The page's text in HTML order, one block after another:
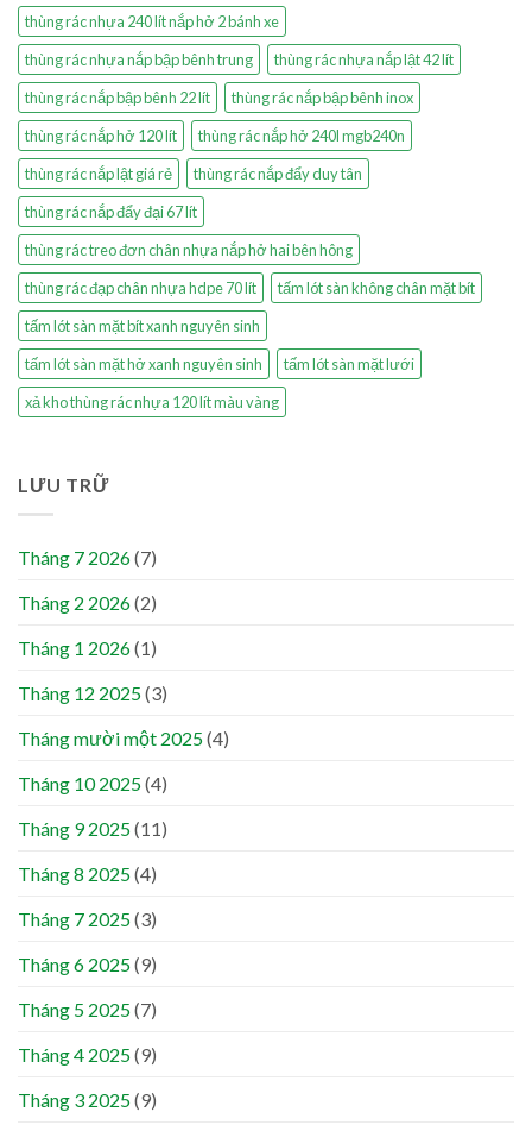
thùng rác nhựa 240 lít nắp hở 2 bánh xe
thùng rác nhựa nắp bập bênh trung
thùng rác nhựa nắp lật 42 lít
thùng rác nắp bập bênh 22 lít
thùng rác nắp bập bênh inox
thùng rác nắp hở 120 lít
thùng rác nắp hở 240l mgb240n
thùng rác nắp lật giá rẻ
thùng rác nắp đẩy duy tân
thùng rác nắp đẩy đại 67 lít
thùng rác treo đơn chân nhựa nắp hở hai bên hông
thùng rác đạp chân nhựa hdpe 70 lít
tấm lót sàn không chân mặt bít
tấm lót sàn mặt bít xanh nguyên sinh
tấm lót sàn mặt hở xanh nguyên sinh
tấm lót sàn mặt lưới
xả kho thùng rác nhựa 120 lít màu vàng
LƯU TRỮ
Tháng 7 2026(7)
Tháng 2 2026(2)
Tháng 1 2026(1)
Tháng 12 2025(3)
Tháng mười một 2025(4)
Tháng 10 2025(4)
Tháng 9 2025(11)
Tháng 8 2025(4)
Tháng 7 2025(3)
Tháng 6 2025(9)
Tháng 5 2025(7)
Tháng 4 2025(9)
Tháng 3 2025(9)